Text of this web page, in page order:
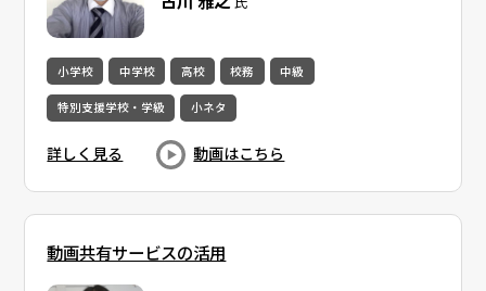
小学校 中学校 高校 校務 中級
特別支援学校・学級 小ネタ
詳しく見る 動画はこちら
動画共有サービスの活用